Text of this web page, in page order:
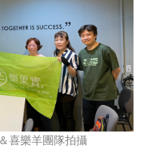
喜樂羊團隊拍攝